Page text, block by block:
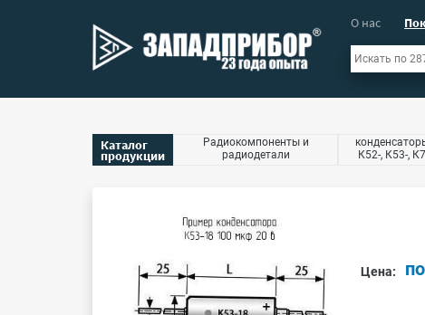
О нас
Каталог
продукции
Радиокомпоненты и
радиодетали
К52-, К53-,
Цена: